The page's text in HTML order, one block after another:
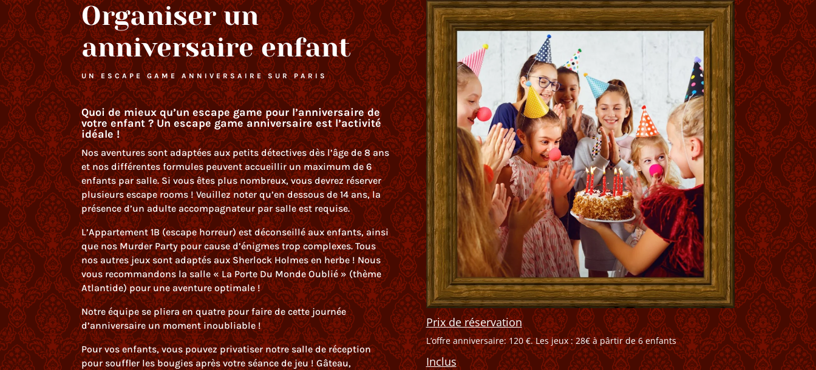
Organiser un
anniversaire enfant
UN ESCAPE GAME ANNIVERSAIRE SUR PARIS
Quoi de mieux qu’un escape game pour l’anniversaire de
votre enfant ? Un escape game anniversaire est l’activité
idéale !
Nos aventures sont adaptées aux petits détectives dès l’âge de 8 ans
et nos différentes formules peuvent accueillir un maximum de 6
enfants par salle. Si vous êtes plus nombreux, vous devrez réserver
plusieurs escape rooms ! Veuillez noter qu’en dessous de 14 ans, la
présence d’un adulte accompagnateur par salle est requise.
L’Appartement 1B (escape horreur) est déconseillé aux enfants, ainsi
que nos Murder Party pour cause d’énigmes trop complexes. Tous
nos autres jeux sont adaptés aux Sherlock Holmes en herbe ! Nous
vous recommandons la salle « La Porte Du Monde Oublié » (thème
Atlantide) pour une aventure optimale !
Notre équipe se pliera en quatre pour faire de cette journée
d’anniversaire un moment inoubliable !
Pour vos enfants, vous pouvez privatiser notre salle de réception
pour souffler les bougies après votre séance de jeu ! Gâteau,
Prix de réservation
L’offre anniversaire: 120 €. Les jeux : 28€ à pârtir de 6 enfants
Inclus